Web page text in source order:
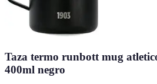
Taza termo runbott mug
400ml negro